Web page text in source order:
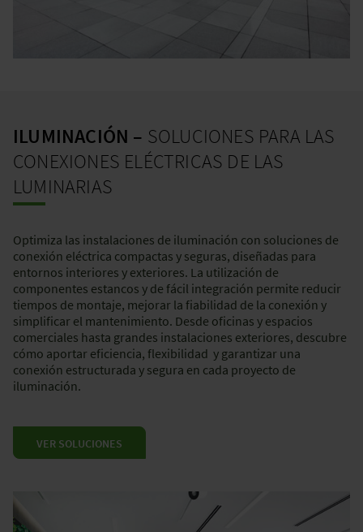
ILUMINACIÓN – SOLUCIONES PARA LAS
CONEXIONES ELÉCTRICAS DE LAS
LUMINARIAS
Optimiza las instalaciones de iluminación con soluciones de
conexión eléctrica compactas y seguras, diseñadas para
entornos interiores y exteriores. La utilización de
componentes estancos y de fácil integración permite reducir
tiempos de montaje, mejorar la fiabilidad de la conexión y
simplificar el mantenimiento. Desde oficinas y espacios
comerciales hasta grandes instalaciones exteriores, descubre
cómo aportar eficiencia, flexibilidad y garantizar una
conexión estructurada y segura en cada proyecto de
iluminación.
VER SOLUCIONES